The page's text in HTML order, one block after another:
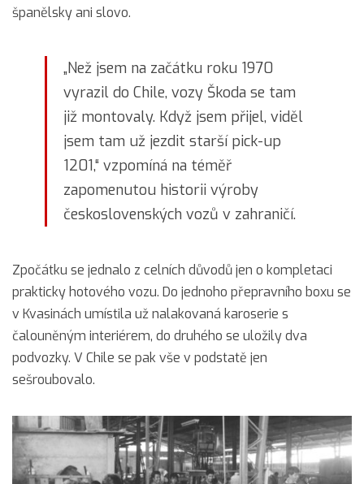
španělsky ani slovo.
„Než jsem na začátku roku 1970
vyrazil do Chile, vozy Škoda se tam
již montovaly. Když jsem přijel, viděl
jsem tam už jezdit starší pick-up
1201,“ vzpomíná na téměř
zapomenutou historii výroby
československých vozů v zahraničí.
Zpočátku se jednalo z celních důvodů jen o kompletaci
prakticky hotového vozu. Do jednoho přepravního boxu se
v Kvasinách umístila už nalakovaná karoserie s
čalouněným interiérem, do druhého se uložily dva
podvozky. V Chile se pak vše v podstatě jen
sešroubovalo.